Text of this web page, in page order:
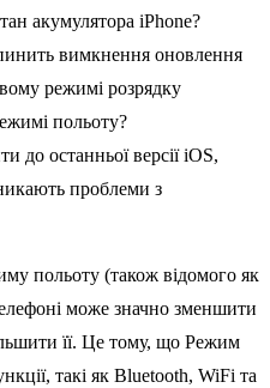
акумулятора iPhone?
вимкнення оновлення
режимі розрядку
польоту?
до останньої версії iOS,
проблеми з
польоту (також відомого як
може значно зменшити
її. Це тому, що Режим
такі як Bluetooth, WiFi та